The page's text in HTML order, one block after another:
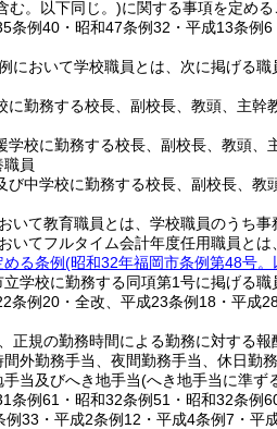
む。以下同じ。)に関する事項を定める
条例40・昭和47条例32・平成13条例
において学校職員とは、次に掲げる
に勤務する校長、副校長、教頭、主幹
学校に勤務する校長、副校長、教頭、
員
び中学校に勤務する校長、副校長、
いて教育職員とは、学校職員のうち
いてフルタイム会計年度任用職員と
る条例(昭和32年福岡市条例第48号
学校に勤務する同項第1号に掲げる職
条例20・全改、平成23条例18・平成
正規の勤務時間による勤務に対する
外勤務手当、夜間勤務手当、休日勤
当及びへき地手当(へき地手当に準ず
条例61・昭和32条例51・昭和32条例
例33・平成2条例12・平成4条例7・平